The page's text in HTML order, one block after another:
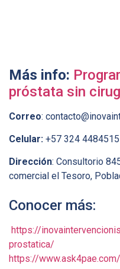
Más info:
próstata sin
Correo:
Celular: +57 324 4484515
Dirección: Consultorio
comercial el Tesoro,
Conocer más:
https://
prostatica/
https://www.ask4pae.com/